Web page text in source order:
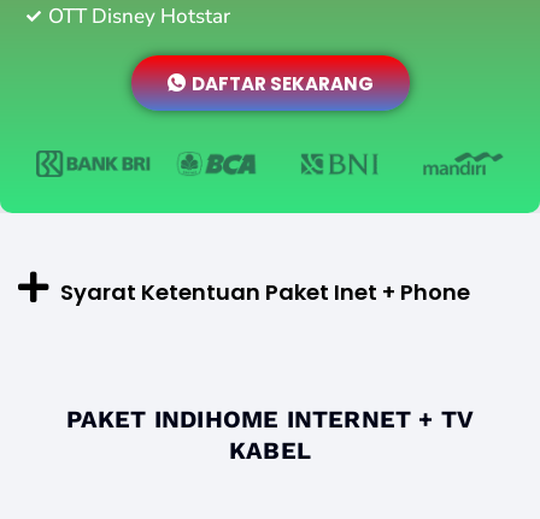
OTT Disney Hotstar
DAFTAR SEKARANG
Syarat Ketentuan Paket Inet + Phone
PAKET INDIHOME INTERNET + TV
KABEL